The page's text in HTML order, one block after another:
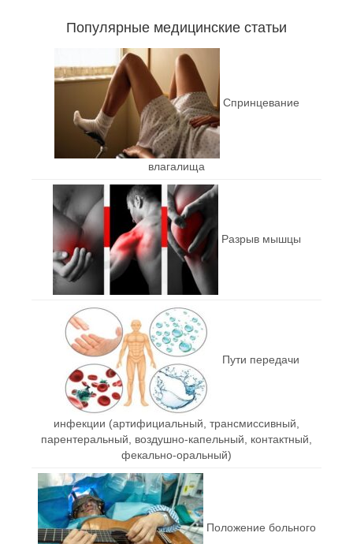
Популярные медицинские статьи
Спринцевание
влагалища
Разрыв мышцы
Пути передачи
инфекции (артифициальный, трансмиссивный,
парентеральный, воздушно-капельный, контактный,
фекально-оральный)
Положение больного